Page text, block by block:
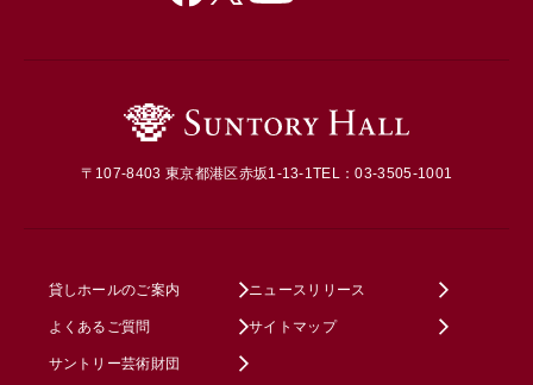
〒107-8403 東京都港区赤坂1-13-1TEL：03-3505-1001
貸しホールのご案内 ニュースリリース
よくあるご質問 サイトマップ
サントリー芸術財団